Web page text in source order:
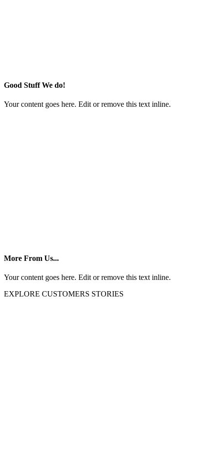
Good Stuff We do!
Your content goes here. Edit or remove this text inline.
More From Us...
Your content goes here. Edit or remove this text inline.
EXPLORE CUSTOMERS STORIES